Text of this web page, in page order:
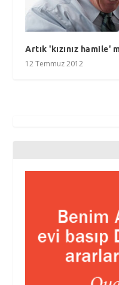
Artık 'kızınız hamile'
12 Temmuz 2012